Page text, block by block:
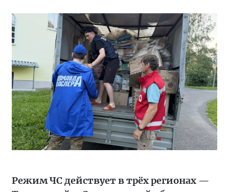
Режим ЧС действует в трёх регионах —